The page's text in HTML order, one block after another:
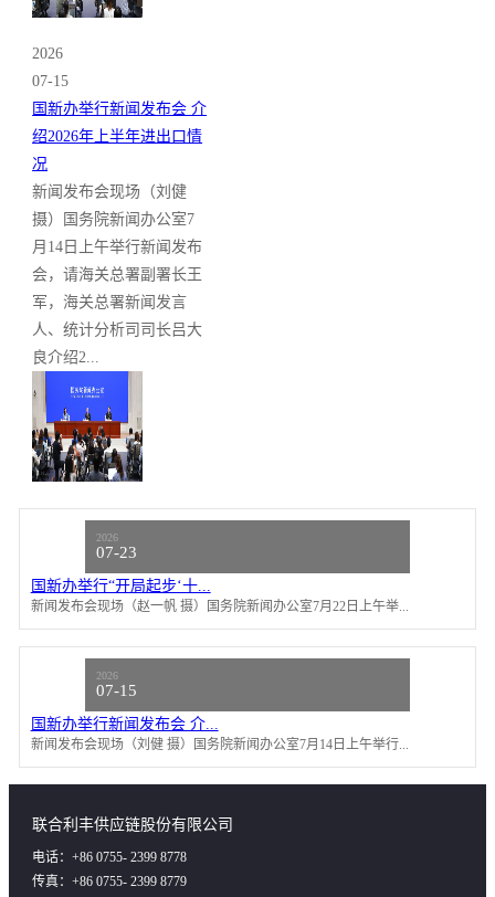
2026
07-15
国新办举行新闻发布会 介
绍2026年上半年进出口情
况
新闻发布会现场（刘健
摄）国务院新闻办公室7
月14日上午举行新闻发布
会，请海关总署副署长王
军，海关总署新闻发言
人、统计分析司司长吕大
良介绍2...
2026
07-23
国新办举行“开局起步‘十...
新闻发布会现场（赵一帆 摄）国务院新闻办公室7月22日上午举...
2026
07-15
国新办举行新闻发布会 介...
新闻发布会现场（刘健 摄）国务院新闻办公室7月14日上午举行...
联合利丰供应链股份有限公司
电话：+86 0755- 2399 8778
传真：+86 0755- 2399 8779